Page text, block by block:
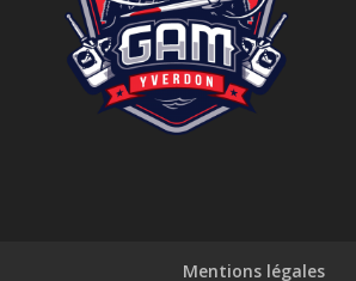
Mentions légales